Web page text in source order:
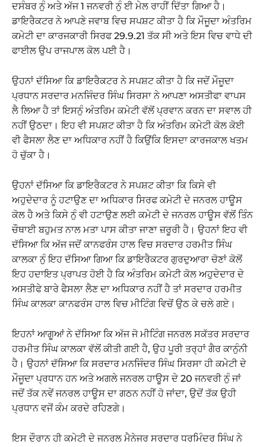
ਦਸੰਬਰ ਨੁੰ ਅਤੇ ਅੱਜ 1 ਜਨਵਰੀ ਨੁੰ ਈ ਮੇਲ ਰਾਹੀਂ ਦਿੱਤਾ ਗਿਆ ਹੈ।
ਡਾਇਰੈਕਟਰ ਨੇ ਆਪਣੇ ਜਵਾਬ ਵਿਚ ਸਪਸ਼ਟ ਕੀਤਾ ਹੈ ਕਿ ਮੌਜੂਦਾ ਅੰਤਰਿਮ
ਕਮੇਟੀ ਦਾ ਕਾਰਜਕਾਰੀ ਸਿਰਫ 29.9.21 ਤੱਕ ਸੀ ਅਤੇ ਇਸ ਵਿਚ ਵਾਧੇ ਦੀ
ਫਾਈਲ ਉਪ ਰਾਜਪਾਲ ਕੋਲ ਪਈ ਹੈ।
ਉਹਨਾਂ ਦੱਸਿਆ ਕਿ ਡਾਇਰੈਕਟਰ ਨੇ ਸਪਸ਼ਟ ਕੀਤਾ ਹੈ ਕਿ ਜਦੋਂ ਮੌਜੂਦਾ
ਪ੍ਰਧਾਨ ਸਰਦਾਰ ਮਨਜਿੰਦਰ ਸਿੰਘ ਸਿਰਸਾ ਨੇ ਆਪਣਾ ਅਸਤੀਫਾ ਵਾਪਸ
ਲੈ ਲਿਆ ਹੈ ਤਾਂ ਇਸਨੁੰ ਅੰਤਰਿਮ ਕਮੇਟੀ ਵੱਲੋਂ ਪ੍ਰਵਾਨ ਕਰਨ ਦਾ ਸਵਾਲ ਹੀ
ਨਹੀਂ ਉਠਦਾ। ਇਹ ਵੀ ਸਪਸ਼ਟ ਕੀਤਾ ਹੈ ਕਿ ਅੰਤਰਿਮ ਕਮੇਟੀ ਕੋਲ ਕੋਈ
ਵੀ ਫੈਸਲਾ ਲੈਣ ਦਾ ਅਧਿਕਾਰ ਨਹੀਂ ਹੈ ਕਿਉਂਕਿ ਇਸਦਾ ਕਾਰਜਕਾਲ ਖਤਮ
ਹੋ ਚੁੱਕਾ ਹੈ।
ਉਹਨਾਂ ਦੱਸਿਆ ਕਿ ਡਾਇਰੈਕਟਰ ਨੇ ਸਪਸ਼ਟ ਕੀਤਾ ਕਿ ਕਿਸੇ ਵੀ
ਅਹੁਦੇਦਾਰ ਨੂੰ ਹਟਾਉਣ ਦਾ ਅਧਿਕਾਰ ਸਿਰਫ ਕਮੇਟੀ ਦੇ ਜਨਰਲ ਹਾਊਸ
ਕੋਲ ਹੈ ਅਤੇ ਕਿਸੇ ਨੁੰ ਵੀ ਹਟਾਉਣ ਲਈ ਕਮੇਟੀ ਦੇ ਜਨਰਲ ਹਾਊਸ ਵੱਲੋਂ ਤਿੰਨ
ਚੌਥਾਈ ਬਹੁਮਤ ਨਾਲ ਮਤਾ ਪਾਸ ਕੀਤਾ ਜਾਣਾ ਜ਼ਰੂਰੀ ਹੈ। ਉਹਨਾਂ ਇਹ ਵੀ
ਦੱਸਿਆ ਕਿ ਅੱਜ ਜਦੋਂ ਕਾਨਫਰੰਸ ਹਾਲ ਵਿਚ ਸਰਦਾਰ ਹਰਮੀਤ ਸਿੰਘ
ਕਾਲਕਾ ਨੁੰ ਇਹ ਦੱਸਿਆ ਗਿਆ ਕਿ ਡਾਇਰੈਕਟਰ ਗੁਰਦੁਆਰਾ ਚੋਣਾਂ ਕੋਲੋਂ
ਇਹ ਹਦਾਇਤ ਪ੍ਰਾਪਤ ਹੋਈ ਹੈ ਕਿ ਅੰਤਰਿਮ ਕਮੇਟੀ ਕੋਲ ਅਹੁਦੇਦਾਰ ਦੇ
ਅਸਤੀਫੇ ਬਾਰੇ ਫੈਸਲਾ ਲੈਣ ਦਾ ਅਧਿਕਾਰ ਨਹੀਂ ਹੈ ਤਾਂ ਸਰਦਾਰ ਹਰਮੀਤ
ਸਿੰਘ ਕਾਲਕਾ ਕਾਨਫਰੰਸ ਹਾਲ ਵਿਚ ਮੀਟਿੰਗ ਵਿਚੋਂ ਉਠ ਕੇ ਚਲੇ ਗਏ।
ਇਹਨਾਂ ਆਗੂਆਂ ਨੇ ਦੱਸਿਆ ਕਿ ਅੱਜ ਜੋ ਮੀਟਿੰਗ ਜਨਰਲ ਸਕੱਤਰ ਸਰਦਾਰ
ਹਰਮੀਤ ਸਿੰਘ ਕਾਲਕਾ ਵੱਲੋਂ ਕੀਤੀ ਗਈ ਹੈ, ਉਹ ਪੂਰੀ ਤਰ੍ਹਾਂ ਗੈਰ ਕਾਨੁੰਨੀ
ਹੈ। ਉਹਨਾਂ ਦੱਸਿਆ ਕਿ ਸਰਦਾਰ ਮਨਜਿੰਦਰ ਸਿੰਘ ਸਿਰਸਾ ਹੀ ਕਮੇਟੀ ਦੇ
ਮੌਜੂਦਾ ਪ੍ਰਧਾਨ ਹਨ ਅਤੇ ਅਗਲੇ ਜਨਰਲ ਹਾਊਸ ਦੇ 20 ਜਨਵਰੀ ਨੁੰ ਜਾਂ
ਜਦੋਂ ਤੱਕ ਨਵੇਂ ਜਨਰਲ ਹਾਊਸ ਦਾ ਗਠਨ ਨਹੀਂ ਹੋ ਜਾਂਦਾ, ਉਦੋਂ ਤੱਕ ਉਹੀ
ਪ੍ਰਧਾਨ ਵਜੋਂ ਕੰਮ ਕਰਦੇ ਰਹਿਣਗੇ।
ਇਸ ਦੌਰਾਨ ਹੀ ਕਮੇਟੀ ਦੇ ਜਨਰਲ ਮੈਨੇਜਰ ਸਰਦਾਰ ਧਰਮਿੰਦਰ ਸਿੰਘ ਨੇ